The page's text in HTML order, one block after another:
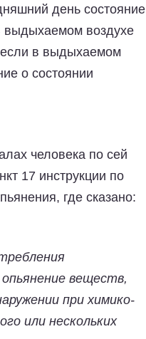
день состояние
выдыхаемом воздухе
если в выдыхаемом
о состоянии
человека по сей
17 инструкции по
где сказано:
веществ,
при химико-
или нескольких